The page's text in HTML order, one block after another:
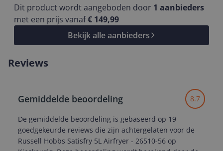
Dit product wordt aangeboden door 1 aanbieders
met een prijs vanaf€ 149,99
Bekijk alle aanbieders
Reviews
Gemiddelde beoordeling 8.7
De gemiddelde beoordeling is gebaseerd op 19
goedgekeurde reviews die zijn achtergelaten voor de
Russell Hobbs Satisfry 5L Airfryer - 26510-56 op